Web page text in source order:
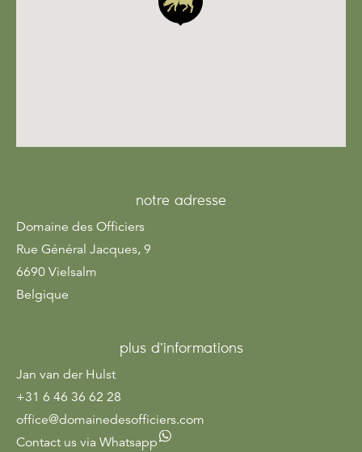
notre adresse
Domaine des Officiers
Rue Général Jacques, 9
6690 Vielsalm
Belgique
plus d'informations
Jan van der Hulst
+31 6 46 36 62 28
office@domainedesofficiers.com
Contact us via Whatsapp